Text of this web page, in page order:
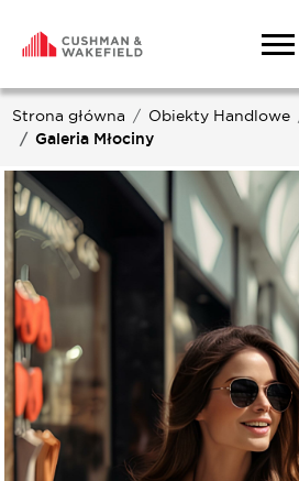
Strona główna Obiekty Handlowe
Galeria Młociny